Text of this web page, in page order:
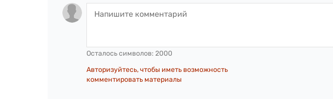
Осталось символов: 2000
Авторизуйтесь, чтобы иметь возможность
комментировать материалы